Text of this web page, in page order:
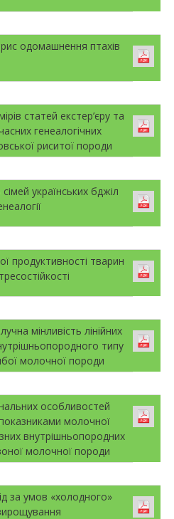
одомашнення птахів
статей екстер’єру та
генеалогічних
риситої породи
українських бджіл
продуктивності тварин
мінливість лінійних
типу
молочної породи
особливостей
молочної
внутрішньопородних
молочної породи
за умов «холодного»